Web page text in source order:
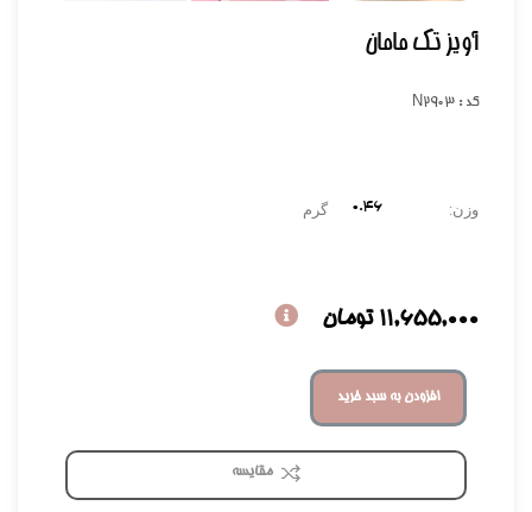
آویز تک مامان
کد : N2903
وزن: ۰.46 گرم
11,655,000 تومان
افزودن به سبد خرید
مقایسه